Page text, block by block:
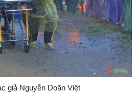
giả Nguyễn Doãn Việt